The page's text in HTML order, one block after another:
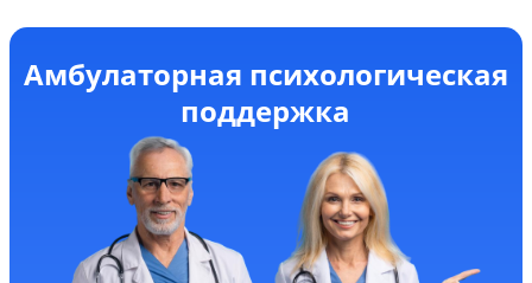
Амбулаторная психологическая
поддержка